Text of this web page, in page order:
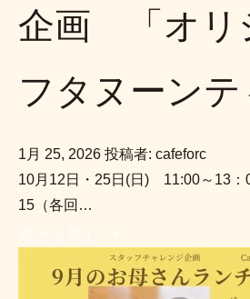
企画 「オリ
フタヌーンテ
1月 25, 2026 投稿者: cafeforc
10月12日・25日(日) 11:00～13：
15（各回…